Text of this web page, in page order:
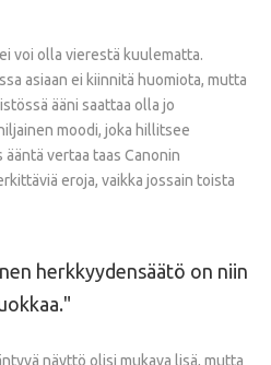
voi olla vierestä kuulematta.
asiaan ei kiinnitä huomiota, mutta
ääni saattaa olla jo
moodi, joka hillitsee
vertaa taas Canonin
eroja, vaikka jossain toista
herkkyydensäätö on niin
näyttö olisi mukava lisä, mutta